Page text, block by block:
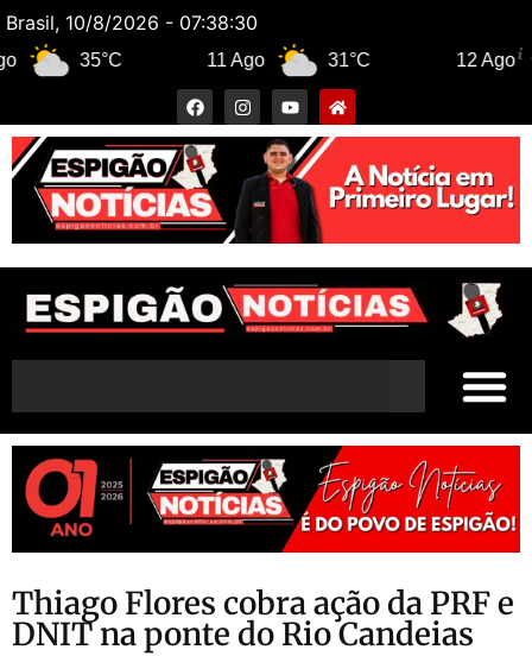
Brasil, 10/8/2026 - 07:38:31
35°C 31°C
Thiago Flores cobra ação da PRF e
DNIT na ponte do Rio Candeias